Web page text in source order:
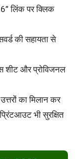
लिंक पर क्लिक
की सहायता से
शीट और प्रोविजनल
का मिलान कर
भी सुरक्षित